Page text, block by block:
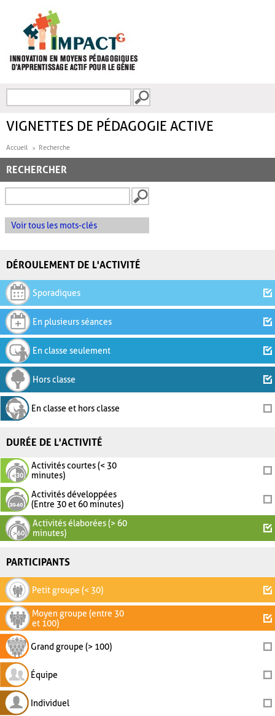
FORMULAIRE DE
VIGNETTES DE PÉDAGOGIE ACTIVE
Accueil Recherche
RECHERCHER
Voir tous les mots-clés
DÉROULEMENT DE L'ACTIVITÉ
Sporadiques
En plusieurs séances
En classe seulement
Hors classe
En classe et hors classe
DURÉE DE L'ACTIVITÉ
Activités courtes (< 30
minutes)
Activités développées
(Entre 30 et 60 minutes)
Activités élaborées (> 60
minutes)
PARTICIPANTS
Petit groupe (< 30)
Moyen groupe (entre 30
et 100)
Grand groupe (> 100)
Équipe
Individuel